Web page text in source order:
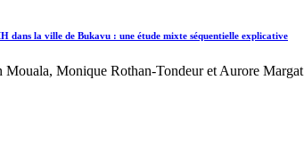
dans la ville de Bukavu : une étude mixte séquentielle explicative
Monique Rothan-Tondeur et Aurore Margat